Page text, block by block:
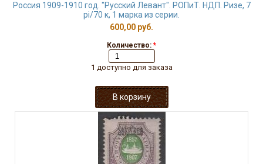
Россия 1909-1910 год. "Русский Левант". РОПиТ. НДП. Ризе, 7
рi/70 к, 1 марка из серии.
600,00 руб.
Количество: *
1 доступно для заказа